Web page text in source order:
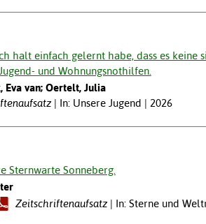
halt einfach gelernt habe, dass es keine
und Wohnungsnothilfen.
Eva van; Oertelt, Julia
In: Unsere Jugend | 2026
Sternwarte Sonneberg.
Zeitschriftenaufsatz
In: Sterne und